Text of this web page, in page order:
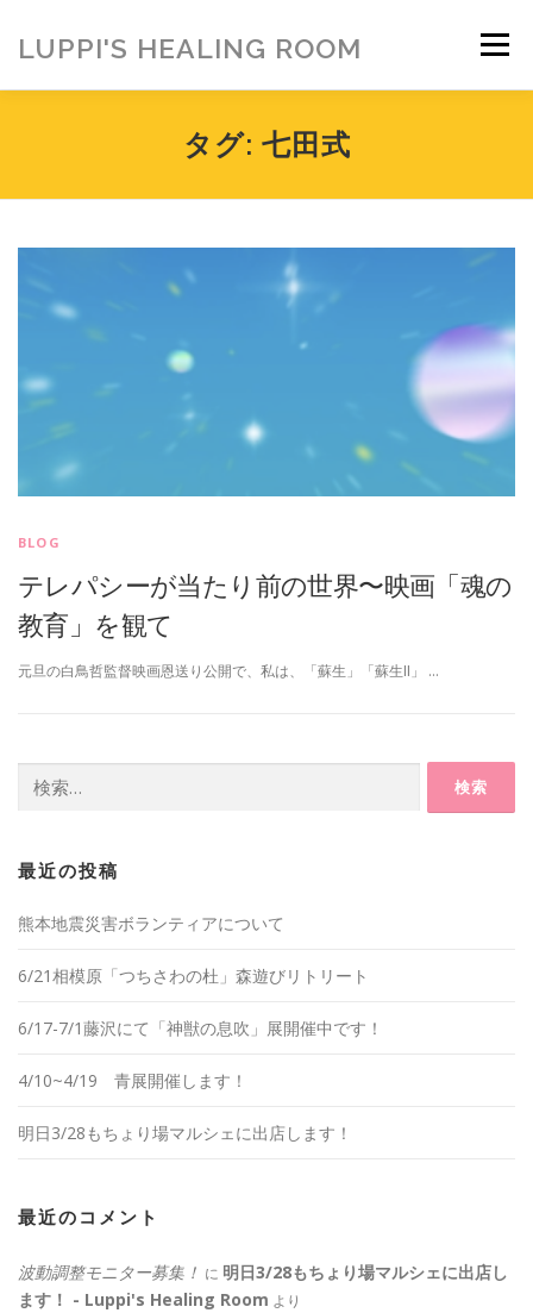
ッ
LUPPI'S HEALING ROOM メニュー
MENU お客様の声
アメブロ
タグ: 七田式
BLOG
テレパシーが当たり前の世界〜映画「魂の
教育」を観て
元旦の白鳥哲監督映画恩送り公開で、私は、「蘇生」「蘇生II」 …
索:
最近の投稿
熊本地震災害ボランティアについて
6/21相模原「つちさわの杜」森遊びリトリート
6/17-7/1藤沢にて「神獣の息吹」展開催中です！
4/10~4/19 青展開催します！
明日3/28もちょり場マルシェに出店します！
最近のコメント
波動調整モニター募集！ に 明日3/28もちょり場マルシェに出店し
ます！ - Luppi's Healing Room より